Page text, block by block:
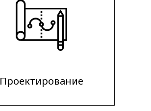
Проектирование